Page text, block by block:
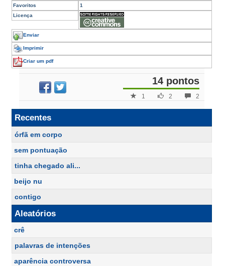
Favoritos
1
Licença
Enviar
Imprimir
Criar um pdf
14 pontos
2
2
1
Recentes
órfã em corpo
sem pontuação
tinha chegado ali...
beijo nu
contigo
Aleatórios
crê
palavras de intenções
aparência controversa